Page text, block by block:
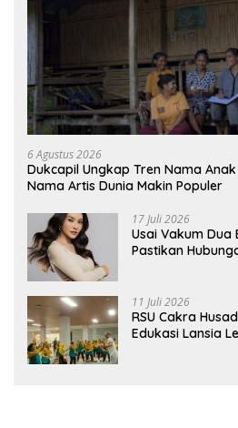
6 Agustus 2026
Dukcapil Ungkap Tren Nama
Nama Artis Dunia Makin Populer
17 Juli 2026
Usai Vakum Dua
Pastikan
11 Juli 2026
RSU Cakra
Edukasi Lansia